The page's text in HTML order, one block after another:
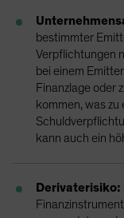
bestimmter
Verpflichtungen
bei einem
Finanzlage oder
kommen, was
kann auch ein
Derivaterisiko: